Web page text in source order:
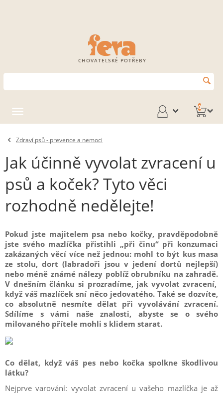
CHOVATELSKÉ POTŘEBY
0
Zdraví psů - prevence a nemoci
Jak účinně vyvolat zvracení u
psů a koček? Tyto věci
rozhodně nedělejte!
Pokud jste majitelem psa nebo kočky, pravděpodobně
jste svého mazlíčka přistihli „při činu“ při konzumaci
zakázaných věcí více než jednou: mohl to být kus masa
ze stolu, dort (labradoři jsou v jedení dortů nejlepší)
nebo méně známé nálezy poblíž obrubníku na zahradě.
V dnešním článku si prozradíme, jak vyvolat zvracení,
když váš mazlíček sní něco jedovatého. Také se dozvíte,
co absolutně nesmíte dělat při vyvolávání zvracení.
Sdílíme s vámi naše znalosti, abyste se o svého
milovaného přítele mohli s klidem starat.
Co dělat, když váš pes nebo kočka spolkne škodlivou
látku?
Nejprve varování: vyvolat zvracení u vašeho mazlíčka je až